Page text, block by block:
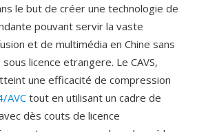
le but de créer une technologie de
pouvant servir la vaste
et de multimédia en Chine sans
licence etrangere. Le CAVS,
une efficacité de compression
AVC tout en utilisant un cadre de
dès couts de licence